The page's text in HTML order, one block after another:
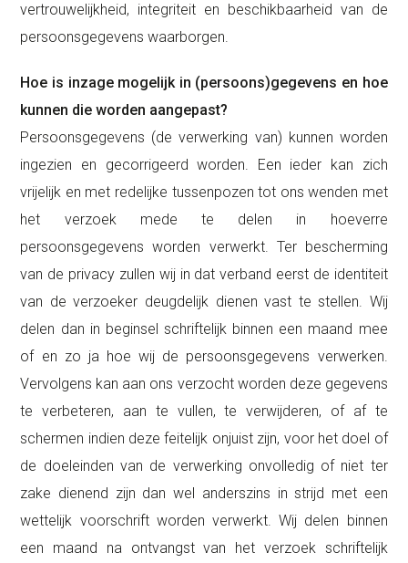
vertrouwelijkheid, integriteit en beschikbaarheid van de
persoonsgegevens waarborgen.
Hoe is inzage mogelijk in (persoons)gegevens en hoe
kunnen die worden aangepast?
Persoonsgegevens (de verwerking van) kunnen worden
ingezien en gecorrigeerd worden. Een ieder kan zich
vrijelijk en met redelijke tussenpozen tot ons wenden met
het verzoek mede te delen in hoeverre
persoonsgegevens worden verwerkt. Ter bescherming
van de privacy zullen wij in dat verband eerst de identiteit
van de verzoeker deugdelijk dienen vast te stellen. Wij
delen dan in beginsel schriftelijk binnen een maand mee
of en zo ja hoe wij de persoonsgegevens verwerken.
Vervolgens kan aan ons verzocht worden deze gegevens
te verbeteren, aan te vullen, te verwijderen, of af te
schermen indien deze feitelijk onjuist zijn, voor het doel of
de doeleinden van de verwerking onvolledig of niet ter
zake dienend zijn dan wel anderszins in strijd met een
wettelijk voorschrift worden verwerkt. Wij delen binnen
een maand na ontvangst van het verzoek schriftelijk